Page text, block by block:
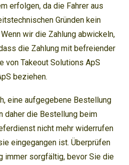
erfolgen, da die Fahrer aus
Gründen kein
wir die Zahlung abwickeln,
die Zahlung mit befreiender
von Takeout Solutions ApS
beziehen.
eine aufgegebene Bestellung
daher die Bestellung beim
nicht mehr widerrufen
eingegangen ist. Überprüfen
immer sorgfältig, bevor Sie die